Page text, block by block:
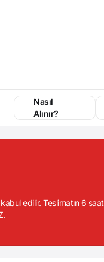
Nasıl
Alınır?
edilir. Teslimatın 6
.